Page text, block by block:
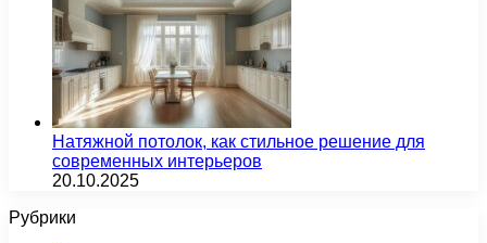
Натяжной потолок, как стильное решение для
современных интерьеров
20.10.2025
Рубрики